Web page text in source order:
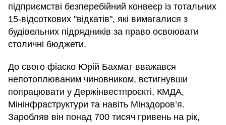
підприємстві безперебійний конвеєр із тотальних
15-відсоткових "відкатів", які вимагалися з
будівельних підрядників за право освоювати
столичні бюджети.
До свого фіаско Юрій Бахмат вважався
непотоплюваним чиновником, встигнувши
попрацювати у Держінвестпроєкті, КМДА,
Мінінфраструктури та навіть Мінздоров’я.
Заробляв він понад 700 тисяч гривень на рік,